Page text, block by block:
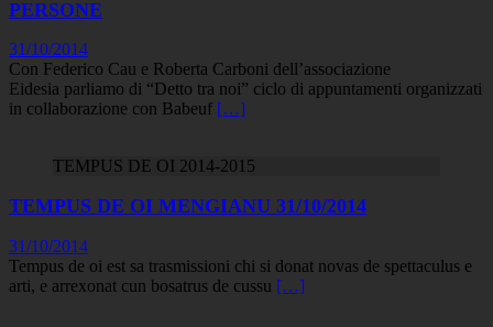
PERSONE
31/10/2014
Con Federico Cau e Roberta Carboni dell’associazione
Eidesia parliamo di “Detto tra noi” ciclo di appuntamenti organizzati
in collaborazione con Babeuf […]
TEMPUS DE OI 2014-2015
TEMPUS DE OI MENGIANU 31/10/2014
31/10/2014
Tempus de oi est sa trasmissioni chi si donat novas de spettaculus e
arti, e arrexonat cun bosatrus de cussu […]